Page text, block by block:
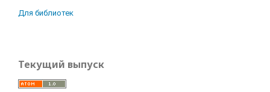
Для библиотек
Текущий выпуск